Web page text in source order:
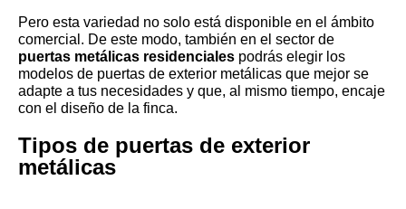
Pero esta variedad no solo está disponible en el ámbito
comercial. De este modo, también en el sector de
puertas metálicas residenciales podrás elegir los
modelos de puertas de exterior metálicas que mejor se
adapte a tus necesidades y que, al mismo tiempo, encaje
con el diseño de la finca.
Tipos de puertas de exterior
metálicas